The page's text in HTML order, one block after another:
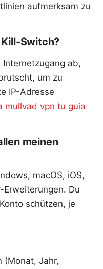
aufmerksam zu
Switch?
ab,
um zu
IP-Adresse
mullvad vpn tu guia
meinen
macOS, iOS,
Du
schützen, je
(Monat, Jahr,